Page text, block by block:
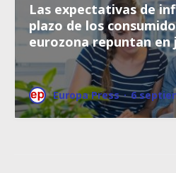
Las expectativas de
plazo de los
eurozona repuntan en
Europa Press · 6